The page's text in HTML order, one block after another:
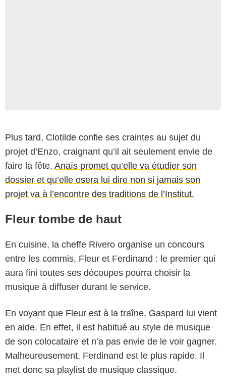
Plus tard, Clotilde confie ses craintes au sujet du
projet d’Enzo, craignant qu’il ait seulement envie de
faire la fête. Anaïs promet qu’elle va étudier son
dossier et qu’elle osera lui dire non si jamais son
projet va à l’encontre des traditions de l’Institut.
Fleur tombe de haut
En cuisine, la cheffe Rivero organise un concours
entre les commis, Fleur et Ferdinand : le premier qui
aura fini toutes ses découpes pourra choisir la
musique à diffuser durant le service.
En voyant que Fleur est à la traîne, Gaspard lui vient
en aide. En effet, il est habitué au style de musique
de son colocataire et n’a pas envie de le voir gagner.
Malheureusement, Ferdinand est le plus rapide. Il
met donc sa playlist de musique classique.